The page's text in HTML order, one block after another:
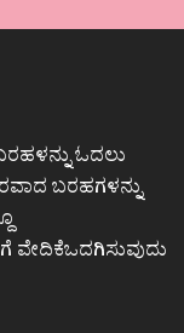
ಓದಲು
ಬರಹಗಳನ್ನು